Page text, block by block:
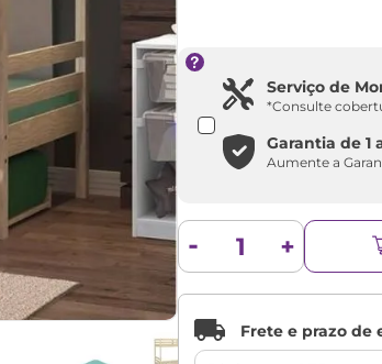
Serviço de
*Consulte
Garantia de1
Aumente a